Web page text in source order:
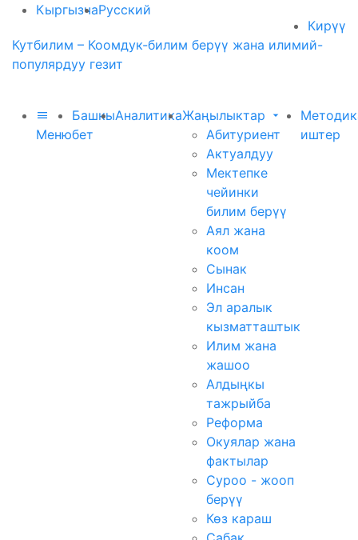
КыргызчаРусский
Кирүү
Кутбилим – Коомдук-билим берүү жана илимий-
популярдуу гезит
Меню
Башкы
бет
АналитикаЖаңылыктар
Абитуриент
Актуалдуу
Мектепке
чейинки
билим берүү
Аял жана
коом
Сынак
Инсан
Эл аралык
кызматташтык
Илим жана
жашоо
Алдыңкы
тажрыйба
Реформа
Окуялар жана
фактылар
Суроо - жооп
берүү
Көз караш
иштер